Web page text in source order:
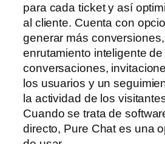
para cada ticket y así
al cliente. Cuenta con
generar más
enrutamiento inteligente de
conversaciones,
los usuarios y un
la actividad de los
Cuando se trata de
directo, Pure Chat es una